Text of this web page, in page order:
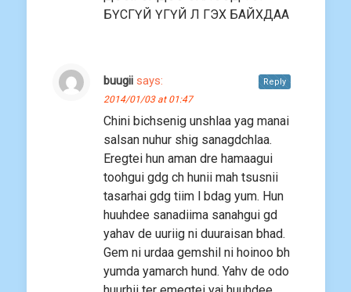
БҮСГҮЙ ҮГҮЙ Л ГЭХ БАЙХДАА
buugii says:
2014/01/03 at 01:47
Chini bichsenig unshlaa yag manai
salsan nuhur shig sanagdchlaa.
Eregtei hun aman dre hamaagui
toohgui gdg ch hunii mah tsusnii
tasarhai gdg tiim l bdag yum. Hun
huuhdee sanadiima sanahgui gd
yahav de uuriig ni duuraisan bhad.
Gem ni urdaa gemshil ni hoinoo bh
yumda yamarch hund. Yahv de odo
Reply